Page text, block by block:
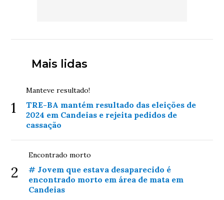
Mais lidas
1
Manteve resultado!
TRE-BA mantém resultado das eleições de
2024 em Candeias e rejeita pedidos de
cassação
2
Encontrado morto
# Jovem que estava desaparecido é
encontrado morto em área de mata em
Candeias